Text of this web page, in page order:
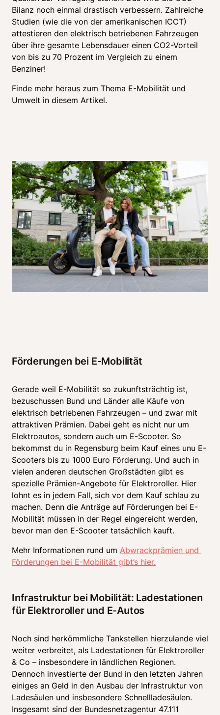
Bilanz noch einmal drastisch verbessern. Zahlreiche
Studien (wie die von der amerikanischen ICCT)
attestieren den elektrisch betriebenen Fahrzeugen
über ihre gesamte Lebensdauer einen CO2-Vorteil
von bis zu 70 Prozent im Vergleich zu einem
Benziner!
Finde mehr heraus zum Thema E-Mobilität und
Umwelt in diesem Artikel.
Förderungen bei E-Mobilität
Gerade weil E-Mobilität so zukunftsträchtig ist,
bezuschussen Bund und Länder alle Käufe von
elektrisch betriebenen Fahrzeugen – und zwar mit
attraktiven Prämien. Dabei geht es nicht nur um
Elektroautos, sondern auch um E-Scooter. So
bekommst du in Regensburg beim Kauf eines unu E-
Scooters bis zu 1000 Euro Förderung. Und auch in
vielen anderen deutschen Großstädten gibt es
spezielle Prämien-Angebote für Elektroroller. Hier
lohnt es in jedem Fall, sich vor dem Kauf schlau zu
machen. Denn die Anträge auf Förderungen bei E-
Mobilität müssen in der Regel eingereicht werden,
bevor man den E-Scooter tatsächlich kauft.
Mehr Informationen rund um Abwrackprämien und
Förderungen bei E-Mobilität gibt’s hier.
Infrastruktur bei Mobilität: Ladestationen
für Elektroroller und E-Autos
Noch sind herkömmliche Tankstellen hierzulande viel
weiter verbreitet, als Ladestationen für Elektroroller
& Co – insbesondere in ländlichen Regionen.
Dennoch investierte der Bund in den letzten Jahren
einiges an Geld in den Ausbau der Infrastruktur von
Ladesäulen und insbesondere Schnellladesäulen.
Insgesamt sind der Bundesnetzagentur 47.111